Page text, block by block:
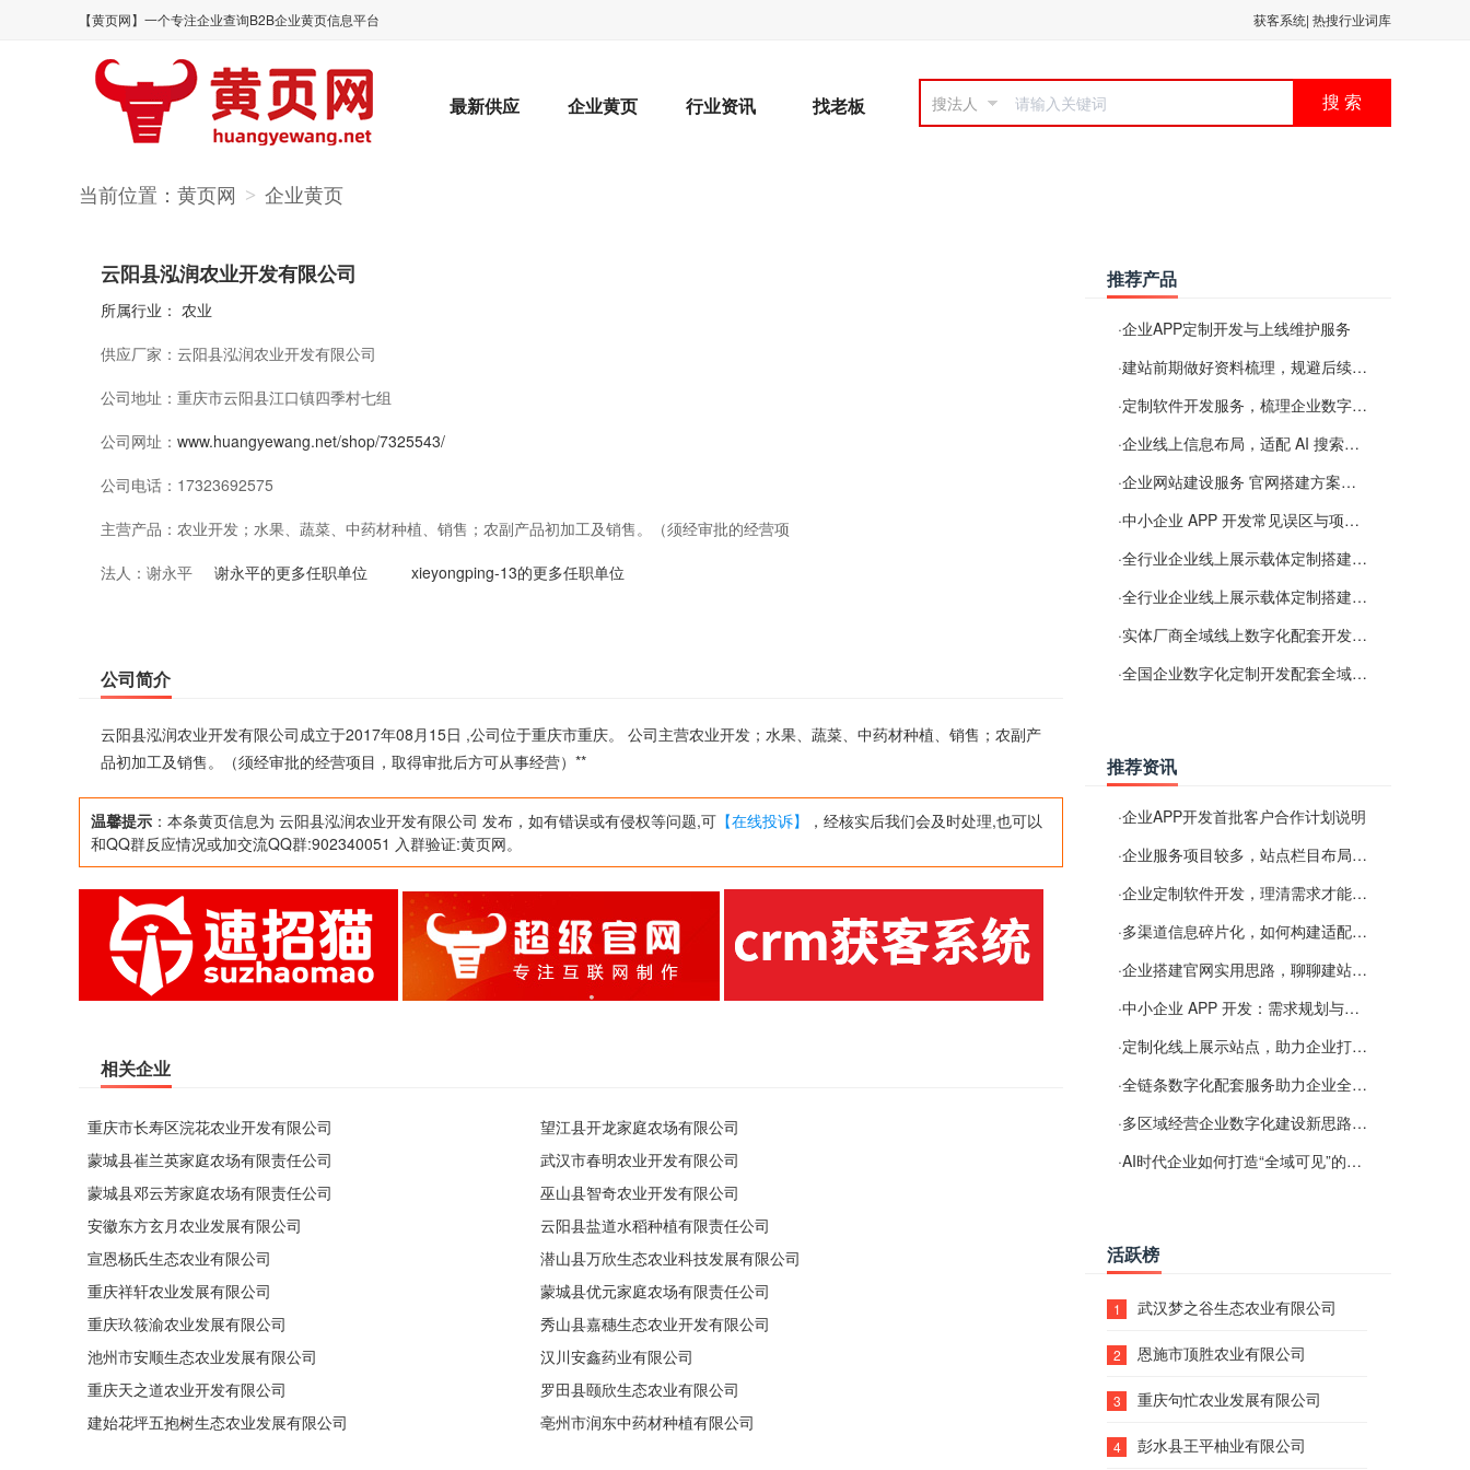
【黄页网】一个专注企业查询B2B企业黄页信息平台 获客系统| 热搜行业词库
最新供应 企业黄页 行业资讯 找老板 搜法人 搜 索
当前位置： 黄页网 > 企业黄页
云阳县泓润农业开发有限公司
所属行业： 农业
供应厂家： 云阳县泓润农业开发有限公司
公司地址： 重庆市云阳县江口镇四季村七组
公司网址： www.huangyewang.net/shop/7325543/
公司电话： 17323692575
主营产品： 农业开发；水果、蔬菜、中药材种植、销售；农副产品初加工及销售。（须经审批的经营项
目，取得审批后方可从事经营）**
法人： 谢永平 谢永平的更多任职单位 xieyongping-13的更多任职单位
公司简介
云阳县泓润农业开发有限公司成立于2017年08月15日 ,公司位于重庆市重庆。 公司主营农业开发；水果、蔬菜、中药材种植、销售；农副产
品初加工及销售。（须经审批的经营项目，取得审批后方可从事经营）**
温馨提示 ：本条黄页信息为 云阳县泓润农业开发有限公司 发布，如有错误或有侵权等问题,可 【在线投诉】
，经核实后我们会及时处理,也可以
和QQ群反应情况或加交流QQ群:902340051 入群验证:黄页网。
相关企业
重庆市长寿区浣花农业开发有限公司
蒙城县崔兰英家庭农场有限责任公司
蒙城县邓云芳家庭农场有限责任公司
安徽东方玄月农业发展有限公司
宣恩杨氏生态农业有限公司
重庆祥轩农业发展有限公司
重庆玖筱渝农业发展有限公司
池州市安顺生态农业发展有限公司
重庆天之道农业开发有限公司
建始花坪五抱树生态农业发展有限公司
望江县开龙家庭农场有限公司
武汉市春明农业开发有限公司
巫山县智奇农业开发有限公司
云阳县盐道水稻种植有限责任公司
潜山县万欣生态农业科技发展有限公司
蒙城县优元家庭农场有限责任公司
秀山县嘉穗生态农业开发有限公司
汉川安鑫药业有限公司
罗田县颐欣生态农业有限公司
亳州市润东中药材种植有限公司
推荐产品
·企业APP定制开发与上线维护服务
·建站前期做好资料梳理，规避后续各类使用难题
·定制软件开发服务，梳理企业数字化落地常见难点
·企业线上信息布局，适配 AI 搜索需要留意这些要点
·企业网站建设服务 官网搭建方案经验分享
·中小企业 APP 开发常见误区与项目规划实用经验
·全行业企业线上展示载体定制搭建服务
·全行业企业线上展示载体定制搭建服务
·实体厂商全域线上数字化配套开发与地域检索优化服务
·全国企业数字化定制开发配套全域搜索优化服务
推荐资讯
·企业APP开发首批客户合作计划说明
·企业服务项目较多，站点栏目布局规划参考思路
·企业定制软件开发，理清需求才能提升数字化落地效率
·多渠道信息碎片化，如何构建适配 AI 检索的品牌信息源
·企业搭建官网实用思路，聊聊建站容易忽视的问题
·中小企业 APP 开发：需求规划与项目落地避坑经验分享
·定制化线上展示站点，助力企业打通线上经营渠道
·全链条数字化配套服务助力企业全域线上经营
·多区域经营企业数字化建设新思路：多端载体与地域检索一体化落地思路分享
·AI时代企业如何打造“全域可见”的数字资产？梓彤超越给出新解法
活跃榜
1 武汉梦之谷生态农业有限公司
2 恩施市顶胜农业有限公司
3 重庆句忙农业发展有限公司
4 彭水县王平柚业有限公司